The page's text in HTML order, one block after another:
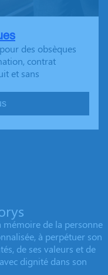
des obsèques
contrat
et sans
de la personne
à perpétuer son
de ses valeurs et de
dignité dans son